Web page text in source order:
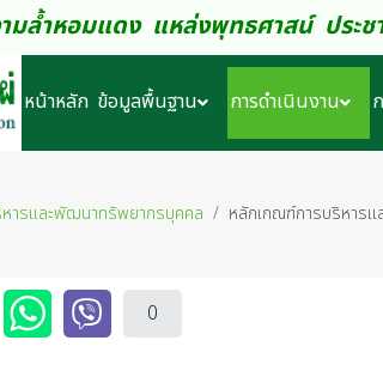
มล้ำหอมแดง แหล่งพุทธศาสน์ ประช
หน้าหลัก ข้อมูลพื้นฐาน การดำเนินงาน
หารและพัฒนาทรัพยากรบุคคล หลักเกณฑ์การบริหาร
0